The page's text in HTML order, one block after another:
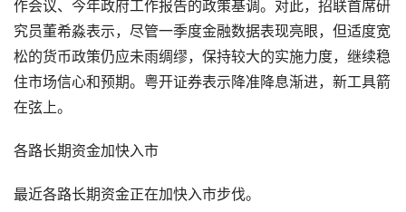
作会议、今年政府工作报告的政策基调。对此，招联首席研
究员董希淼表示，尽管一季度金融数据表现亮眼，但适度宽
松的货币政策仍应未雨绸缪，保持较大的实施力度，继续稳
住市场信心和预期。粤开证券表示降准降息渐进，新工具箭
在弦上。
各路长期资金加快入市
最近各路长期资金正在加快入市步伐。